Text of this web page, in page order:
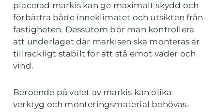
placerad markis kan ge maximalt skydd och
förbättra både inneklimatet och utsikten från
fastigheten. Dessutom bör man kontrollera
att underlaget där markisen ska monteras är
tillräckligt stabilt för att stå emot väder och
vind.
Beroende på valet av markis kan olika
verktyg och monteringsmaterial behövas.